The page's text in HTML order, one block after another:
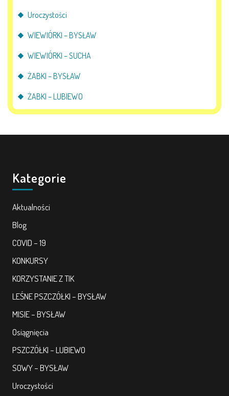
Uroczystości
WIEWIÓRKI – BYSŁAW
WIEWIÓRKI – SUCHA
ŻABKI – BYSŁAW
ŻABKI – LUBIEWO
Kategorie
Aktualności
Blog
COVID – 19
KONKURSY
KORZYSTANIE Z TIK
LEŚNE PSZCZÓŁKI – BYSŁAW
MISIE – BYSŁAW
Osiągnięcia
PSZCZÓŁKI – LUBIEWO
SOWY – BYSŁAW
Uroczystości